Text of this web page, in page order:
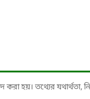
হয়। তথ্যের যথার্থতা,